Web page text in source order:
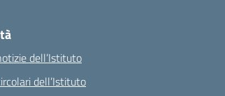
dell’Istituto
dell’Istituto